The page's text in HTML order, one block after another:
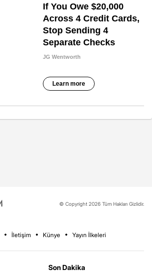
© Copyright 2026 Tüm Hakları Gizlidir.
İletişim Künye Yayın İlkeleri
Son Dakika